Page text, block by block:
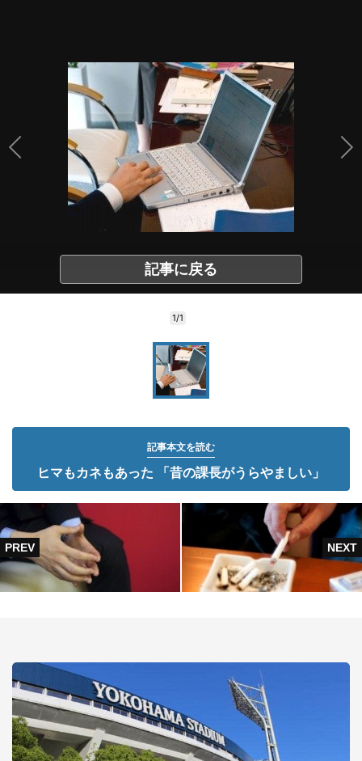
記事に戻る
1/1
記事本文を読む
ヒマもカネもあった 「昔の課長がうらやましい」